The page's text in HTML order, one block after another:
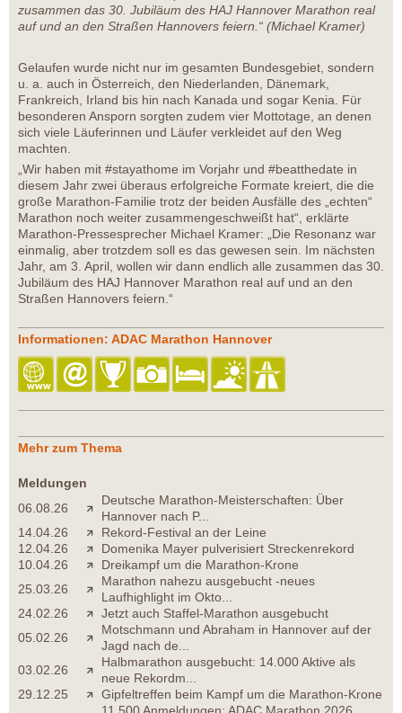
zusammen das 30. Jubiläum des HAJ Hannover Marathon real
auf und an den Straßen Hannovers feiern.“ (Michael Kramer)
Gelaufen wurde nicht nur im gesamten Bundesgebiet, sondern
u. a. auch in Österreich, den Niederlanden, Dänemark,
Frankreich, Irland bis hin nach Kanada und sogar Kenia. Für
besonderen Ansporn sorgten zudem vier Mottotage, an denen
sich viele Läuferinnen und Läufer verkleidet auf den Weg
machten.
„Wir haben mit #stayathome im Vorjahr und #beatthedate in
diesem Jahr zwei überaus erfolgreiche Formate kreiert, die die
große Marathon-Familie trotz der beiden Ausfälle des „echten“
Marathon noch weiter zusammengeschweißt hat“, erklärte
Marathon-Pressesprecher Michael Kramer: „Die Resonanz war
einmalig, aber trotzdem soll es das gewesen sein. Im nächsten
Jahr, am 3. April, wollen wir dann endlich alle zusammen das 30.
Jubiläum des HAJ Hannover Marathon real auf und an den
Straßen Hannovers feiern.“
Informationen: ADAC Marathon Hannover
Mehr zum Thema
Meldungen
06.08.26
Deutsche Marathon-Meisterschaften: Über
Hannover nach P...
14.04.26
Rekord-Festival an der Leine
12.04.26
Domenika Mayer pulverisiert Streckenrekord
10.04.26
Dreikampf um die Marathon-Krone
25.03.26
Marathon nahezu ausgebucht -neues
Laufhighlight im Okto...
24.02.26
Jetzt auch Staffel-Marathon ausgebucht
05.02.26
Motschmann und Abraham in Hannover auf der
Jagd nach de...
03.02.26
Halbmarathon ausgebucht: 14.000 Aktive als
neue Rekordm...
29.12.25
Gipfeltreffen beim Kampf um die Marathon-Krone
11.500 Anmeldungen: ADAC Marathon 2026